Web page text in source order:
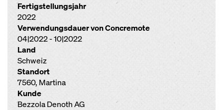
Fertigstellungsjahr
2022
Verwendungsdauer von Concremote
04|2022 - 10|2022
Land
Schweiz
Standort
7560, Martina
Kunde
Bezzola Denoth AG